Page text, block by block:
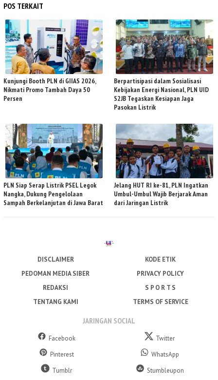
POS TERKAIT
Kunjungi Booth PLN di GIIAS 2026,
Nikmati Promo Tambah Daya 50
Persen
Berpartisipasi dalam Sosialisasi
Kebijakan Energi Nasional, PLN UID
S2JB Tegaskan Kesiapan Jaga
Pasokan Listrik
PLN Siap Serap Listrik PSEL Legok
Nangka, Dukung Pengelolaan
Sampah Berkelanjutan di Jawa Barat
Jelang HUT RI ke-81, PLN Ingatkan
Umbul-Umbul Wajib Berjarak Aman
dari Jaringan Listrik
DISCLAIMER
KODE ETIK
PEDOMAN MEDIA SIBER
PRIVACY POLICY
REDAKSI
S P O R T S
TENTANG KAMI
TERMS OF SERVICE
JARINGAN SOCIAL
Facebook
Twitter
Pinterest
WhatsApp
Tumblr
Stumbleupon